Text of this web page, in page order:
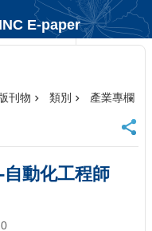
E-paper
刊物 類別 產業專欄
動化工程師